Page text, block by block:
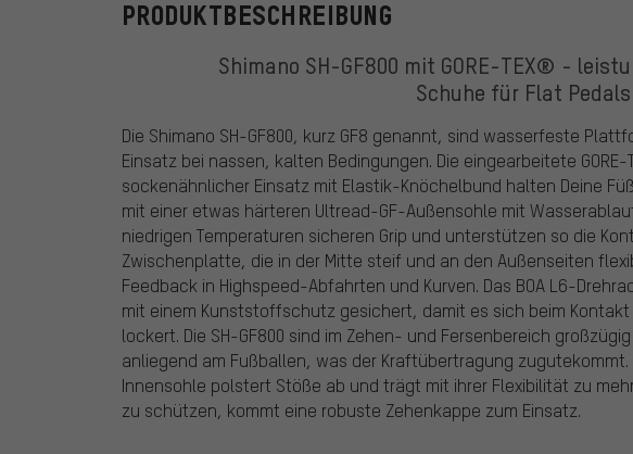
PRODUKTBESCHREIBUNG
Shimano SH-GF800 mit GORE-TEX® -
Schuhe für Flat Pedals
Die Shimano SH-GF800, kurz GF8 genannt, sind wasserfeste
Einsatz bei nassen, kalten Bedingungen. Die eingearbeitete GORE-
sockenähnlicher Einsatz mit Elastik-Knöchelbund halten Deine
mit einer etwas härteren Ultread-GF-Außensohle mit
niedrigen Temperaturen sicheren Grip und unterstützen so die
Zwischenplatte, die in der Mitte steif und an den Außenseiten
Feedback in Highspeed-Abfahrten und Kurven. Das BOA L6-
mit einem Kunststoffschutz gesichert, damit es sich beim
lockert. Die SH-GF800 sind im Zehen- und Fersenbereich
anliegend am Fußballen, was der Kraftübertragung
Innensohle polstert Stöße ab und trägt mit ihrer Flexibilität zu
zu schützen, kommt eine robuste Zehenkappe zum Einsatz.